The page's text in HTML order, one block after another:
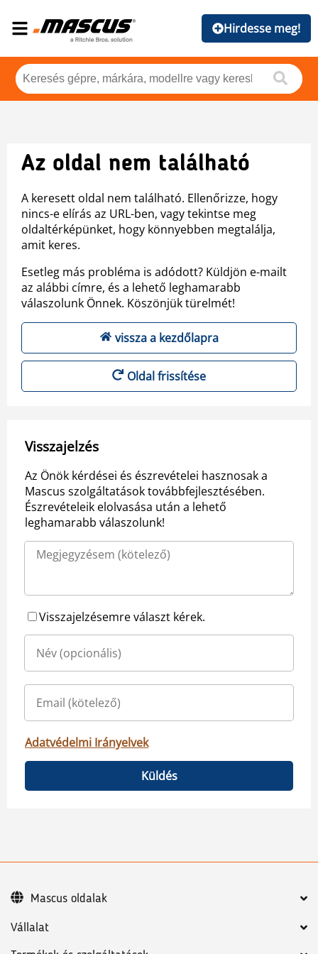
Hirdesse meg!
Az oldal nem található
A keresett oldal nem található. Ellenőrizze, hogy
nincs-e elírás az URL-ben, vagy tekintse meg
oldaltérképünket, hogy könnyebben megtalálja,
amit keres.
Esetleg más probléma is adódott? Küldjön e-mailt
az alábbi címre, és a lehető leghamarabb
válaszolunk Önnek. Köszönjük türelmét!
vissza a kezdőlapra
Oldal frissítése
Visszajelzés
Az Önök kérdései és észrevételei hasznosak a
Mascus szolgáltatások továbbfejlesztésében.
Észrevételeik elolvasása után a lehető
leghamarabb válaszolunk!
Visszajelzésemre választ kérek.
Adatvédelmi Irányelvek
Küldés
Vállalat
Mascus oldalak